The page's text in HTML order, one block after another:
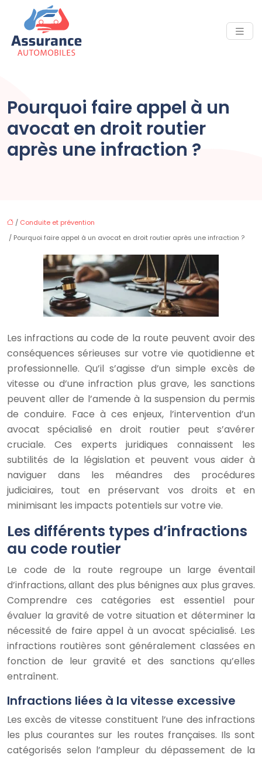
Pourquoi faire appel à un
avocat en droit routier
après une infraction ?
/ Conduite et prévention
/ Pourquoi faire appel à un avocat en droit routier après une infraction ?
Les infractions au code de la route peuvent avoir des
conséquences sérieuses sur votre vie quotidienne et
professionnelle. Qu’il s’agisse d’un simple excès de
vitesse ou d’une infraction plus grave, les sanctions
peuvent aller de l’amende à la suspension du permis
de conduire. Face à ces enjeux, l’intervention d’un
avocat spécialisé en droit routier peut s’avérer
cruciale. Ces experts juridiques connaissent les
subtilités de la législation et peuvent vous aider à
naviguer dans les méandres des procédures
judiciaires, tout en préservant vos droits et en
minimisant les impacts potentiels sur votre vie.
Les différents types d’infractions
au code routier
Le code de la route regroupe un large éventail
d’infractions, allant des plus bénignes aux plus graves.
Comprendre ces catégories est essentiel pour
évaluer la gravité de votre situation et déterminer la
nécessité de faire appel à un avocat spécialisé. Les
infractions routières sont généralement classées en
fonction de leur gravité et des sanctions qu’elles
entraînent.
Infractions liées à la vitesse excessive
Les excès de vitesse constituent l’une des infractions
les plus courantes sur les routes françaises. Ils sont
catégorisés selon l’ampleur du dépassement de la